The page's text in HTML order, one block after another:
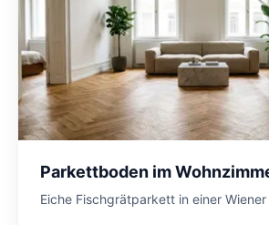
Parkettboden im
Eiche Fischgrätparkett in einer